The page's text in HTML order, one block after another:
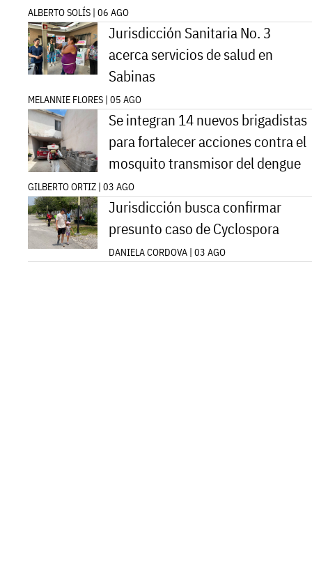
ALBERTO SOLÍS | 06 AGO
Jurisdicción Sanitaria No. 3
acerca servicios de salud en
Sabinas
MELANNIE FLORES | 05 AGO
Se integran 14 nuevos brigadistas
para fortalecer acciones contra el
mosquito transmisor del dengue
GILBERTO ORTIZ | 03 AGO
Jurisdicción busca confirmar
presunto caso de Cyclospora
DANIELA CORDOVA | 03 AGO